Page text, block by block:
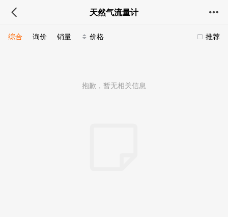
天然气流量计
推荐
综合 询价 销量 价格
抱歉，暂无相关信息